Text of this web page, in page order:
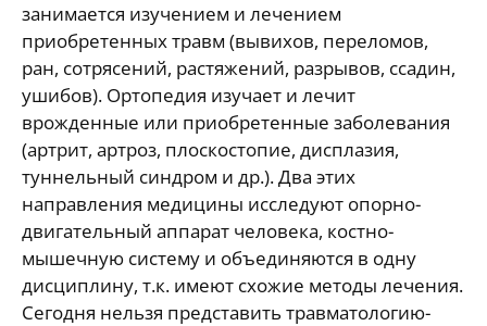
занимается изучением и лечением
приобретенных травм (вывихов, переломов,
ран, сотрясений, растяжений, разрывов, ссадин,
ушибов). Ортопедия изучает и лечит
врожденные или приобретенные заболевания
(артрит, артроз, плоскостопие, дисплазия,
туннельный синдром и др.). Два этих
направления медицины исследуют опорно-
двигательный аппарат человека, костно-
мышечную систему и объединяются в одну
дисциплину, т.к. имеют схожие методы лечения.
Сегодня нельзя представить травматологию-